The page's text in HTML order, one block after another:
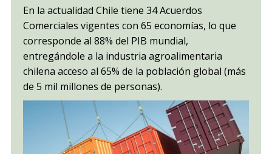
En la actualidad Chile tiene 34 Acuerdos
Comerciales vigentes con 65 economías, lo que
corresponde al 88% del PIB mundial,
entregándole a la industria agroalimentaria
chilena acceso al 65% de la población global (más
de 5 mil millones de personas).